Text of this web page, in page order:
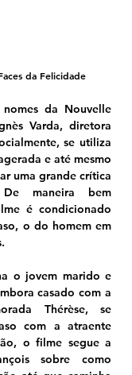
da Felicidade
da Nouvelle
Varda, diretora
se utiliza
e até mesmo
uma grande crítica
maneira bem
é condicionado
o do homem em
o jovem marido e
casado com a
Thérèse, se
com a atraente
o filme segue a
sobre como